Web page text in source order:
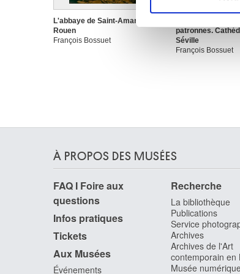
partenaires de
vous leur avez
L'abbaye de Saint-Amand à
Rouen
François Bossuet
patronnes.
Séville
François Bossuet
À PROPOS DES MUSÉES
FAQ I Foire aux
questions
Infos pratiques
Tickets
Aux Musées
Événements
Recherche
La bibliothèque
Publications
Service
Archives
Archives de l'Art
contemporain en
Musée